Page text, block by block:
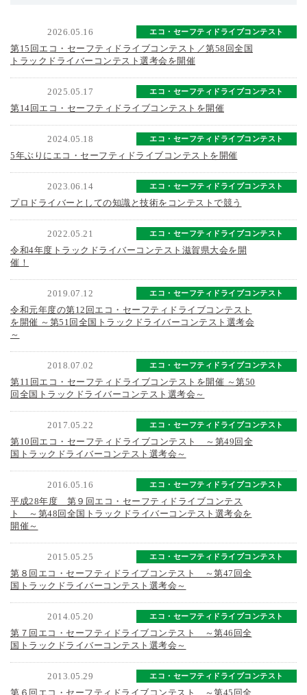
2026.05.16 エコ・セーフティドライブコンテスト
第15回エコ・セーフティドライブコンテスト／第58回全国
トラックドライバーコンテスト選考会を開催
2025.05.17 エコ・セーフティドライブコンテスト
第14回エコ・セーフティドライブコンテストを開催
2024.05.18 エコ・セーフティドライブコンテスト
5年ぶりにエコ・セーフティドライブコンテストを開催
2023.06.14 エコ・セーフティドライブコンテスト
プロドライバーとしての知識と技術をコンテストで競う
2022.05.21 エコ・セーフティドライブコンテスト
令和4年度トラックドライバーコンテスト滋賀県大会を開
催！
2019.07.12 エコ・セーフティドライブコンテスト
令和元年度の第12回エコ・セーフティドライブコンテスト
を開催 ～第51回全国トラックドライバーコンテスト選考会
～
2018.07.02 エコ・セーフティドライブコンテスト
第11回エコ・セーフティドライブコンテストを開催 ～第50
回全国トラックドライバーコンテスト選考会～
2017.05.22 エコ・セーフティドライブコンテスト
第10回エコ・セーフティドライブコンテスト ～第49回全
国トラックドライバーコンテスト選考会～
2016.05.16 エコ・セーフティドライブコンテスト
平成28年度 第９回エコ・セーフティドライブコンテス
ト ～第48回全国トラックドライバーコンテスト選考会を
開催～
2015.05.25 エコ・セーフティドライブコンテスト
第８回エコ・セーフティドライブコンテスト ～第47回全
国トラックドライバーコンテスト選考会～
2014.05.20 エコ・セーフティドライブコンテスト
第７回エコ・セーフティドライブコンテスト ～第46回全
国トラックドライバーコンテスト選考会～
2013.05.29 エコ・セーフティドライブコンテスト
第６回エコ・セーフティドライブコンテスト ～第45回全